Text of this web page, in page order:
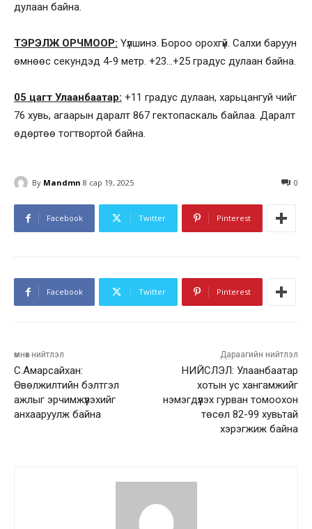
дулаан байна.
ТЭРЭЛЖ ОРЧМООР: Үүлшинэ. Бороо орохгүй. Салхи баруун
өмнөөс секундэд 4-9 метр. +23…+25 градус дулаан байна.
05 цагт Улаанбаатар: +11 градус дулаан, харьцангуй чийг
76 хувь, агаарын даралт 867 гектопаскаль байлаа. Даралт
өдөртөө тогтвортой байна.
By Mandmn 8 сар 19, 2025 0
Facebook Twitter Pinterest
Facebook Twitter Pinterest
өмнөх нийтлэл
С.Амарсайхан:
Өвөлжилтийн бэлтгэл
ажлыг эрчимжүүлэхийг
анхааруулж байна
Дараагийн нийтлэл
НИЙСЛЭЛ: Улаанбаатар
хотын ус хангамжийг
нэмэгдүүлэх гурван томоохон
төсөл 82-99 хувьтай
хэрэгжиж байна